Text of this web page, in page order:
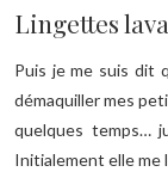
Lingettes
Puis je me suis dit
démaquiller mes
quelques temps…
Initialement elle me